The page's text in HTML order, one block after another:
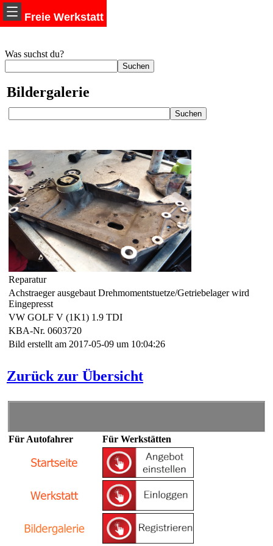
Freie Werkstatt
Was suchst du?
Bildergalerie
Reparatur
Achstraeger ausgebaut Drehmomentstuetze/Getriebelager wird
Eingepresst
VW GOLF V (1K1) 1.9 TDI
KBA-Nr. 0603720
Bild erstellt am 2017-05-09 um 10:04:26
Zurück zur Übersicht
Für Autofahrer Für Werkstätten